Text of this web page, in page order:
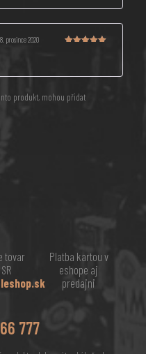
8. prosince 2020
produkt, mohou přidat
tovar
Platba kartou v
eshope aj
predajni
777